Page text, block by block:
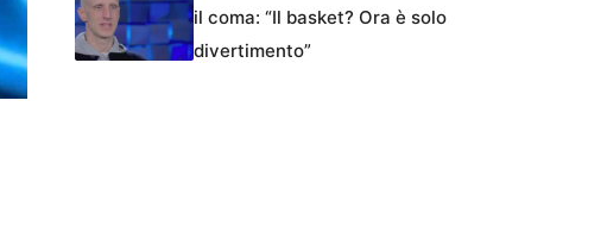
il coma: “Il basket? Ora è solo
divertimento”